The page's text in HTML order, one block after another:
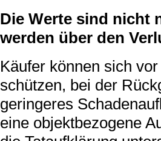
Die Werte sind nicht
werden über den
Käufer können sich
schützen, bei der
geringeres
eine objektbezogene